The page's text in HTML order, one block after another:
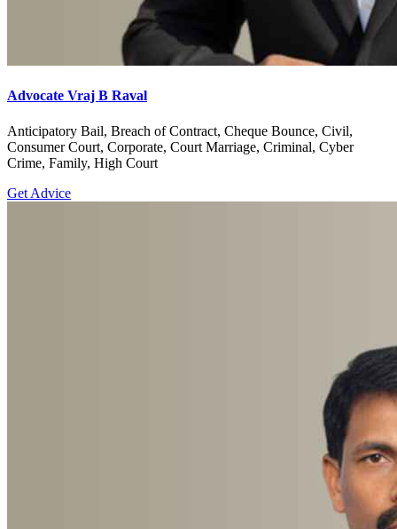
Advocate Vraj B Raval
Anticipatory Bail, Breach of Contract, Cheque Bounce, Civil,
Consumer Court, Corporate, Court Marriage, Criminal, Cyber
Crime, Family, High Court
Get Advice